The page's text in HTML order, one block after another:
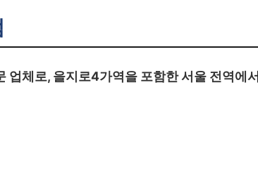
업체로, 을지로4가역을 포함한 서울 전역에서